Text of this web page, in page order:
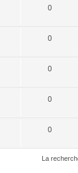
0
0
0
0
0
La